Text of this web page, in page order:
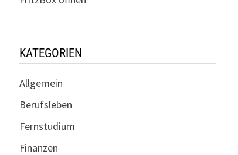
KATEGORIEN
Allgemein
Berufsleben
Fernstudium
Finanzen